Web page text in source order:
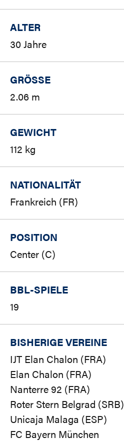
ALTER
30 Jahre
GRÖSSE
2.06 m
GEWICHT
112 kg
NATIONALITÄT
Frankreich (FR)
POSITION
Center (C)
BBL-SPIELE
19
BISHERIGE VEREINE
IJT Elan Chalon (FRA)
Elan Chalon (FRA)
Nanterre 92 (FRA)
Roter Stern Belgrad (SRB)
Unicaja Malaga (ESP)
FC Bayern München